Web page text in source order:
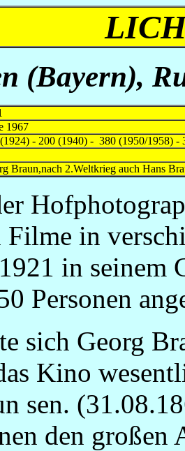
(Bayern),
1967
- 200 (1940) - 380 (1950/1958) -
Braun,nach 2.Weltkrieg auch Hans
in
in seinem
Personen
sich Georg
Kino
sen.
den großen